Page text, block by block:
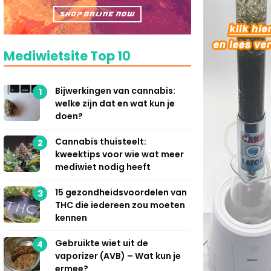
Mediwietsite Top 10
1
Bijwerkingen van cannabis:
welke zijn dat en wat kun je
doen?
2
Cannabis thuisteelt:
kweektips voor wie wat meer
mediwiet nodig heeft
3
15 gezondheidsvoordelen van
THC die iedereen zou moeten
kennen
4
Gebruikte wiet uit de
vaporizer (AVB) – Wat kun je
ermee?